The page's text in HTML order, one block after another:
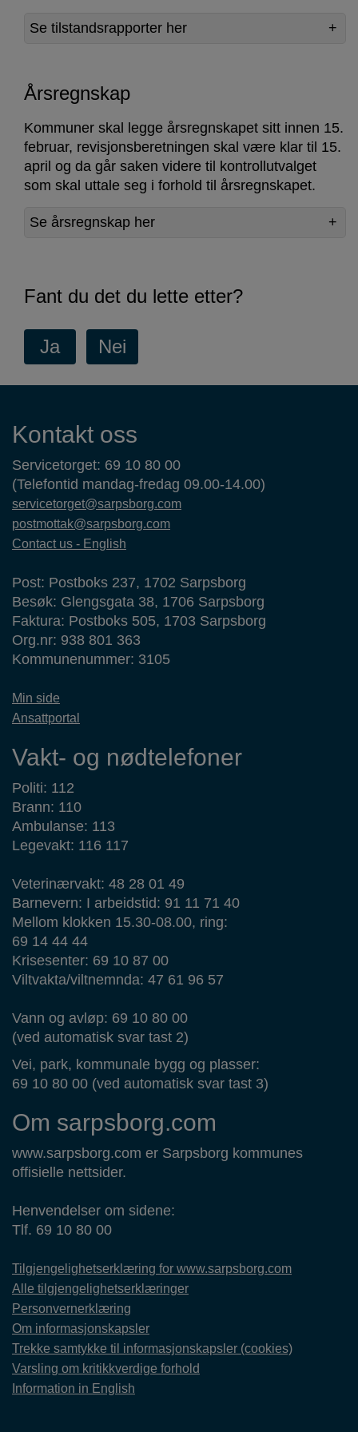
Se tilstandsrapporter her
Årsregnskap
Kommuner skal legge årsregnskapet sitt innen 15.
februar, revisjonsberetningen skal være klar til 15.
april og da går saken videre til kontrollutvalget
som skal uttale seg i forhold til årsregnskapet.
Se årsregnskap her
Fant du det du lette etter?
Kontaktinformasjon
Kontakt oss
Servicetorget: 69 10 80 00
(Telefontid mandag-fredag 09.00-14.00)
servicetorget@sarpsborg.com
postmottak@sarpsborg.com
Contact us - English
Post: Postboks 237, 1702 Sarpsborg
Besøk: Glengsgata 38, 1706 Sarpsborg
Faktura: Postboks 505, 1703 Sarpsborg
Org.nr: 938 801 363
Kommunenummer: 3105
Min side
Ansattportal
Vakt- og nødtelefoner
Politi: 112
Brann: 110
Ambulanse: 113
Legevakt: 116 117
Veterinærvakt: 48 28 01 49
Barnevern: I arbeidstid: 91 11 71 40
Mellom klokken 15.30-08.00, ring:
69 14 44 44
Krisesenter: 69 10 87 00
Viltvakta/viltnemnda: 47 61 96 57
Vann og avløp: 69 10 80 00
(ved automatisk svar tast 2)
Vei, park, kommunale bygg og plasser:
69 10 80 00 (ved automatisk svar tast 3)
Om sarpsborg.com
www.sarpsborg.com er Sarpsborg kommunes
offisielle nettsider.
Henvendelser om sidene:
Tlf. 69 10 80 00
Tilgjengelighetserklæring for www.sarpsborg.com
Alle tilgjengelighetserklæringer
Personvernerklæring
Om informasjonskapsler
Trekke samtykke til informasjonskapsler (cookies)
Varsling om kritikkverdige forhold
Information in English